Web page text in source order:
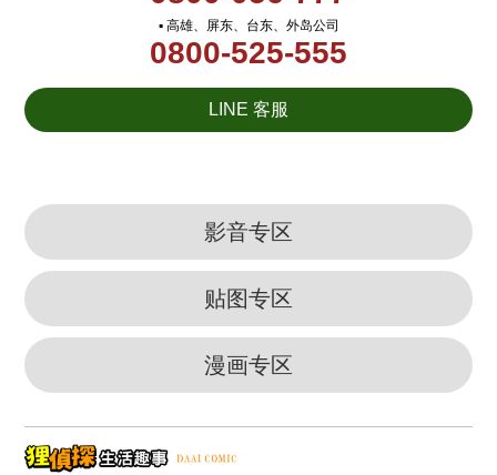
▪ 高雄、屏东、台东、外岛公司
0800-525-555
LINE 客服
影音专区
贴图专区
漫画专区